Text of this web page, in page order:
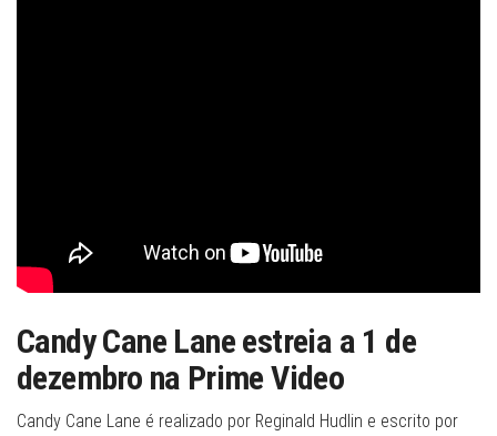
Candy Cane Lane estreia a 1 de
dezembro na Prime Video
Candy Cane Lane é realizado por Reginald Hudlin e escrito por